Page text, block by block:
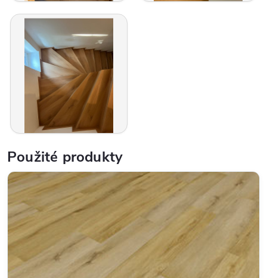
Použité produkty